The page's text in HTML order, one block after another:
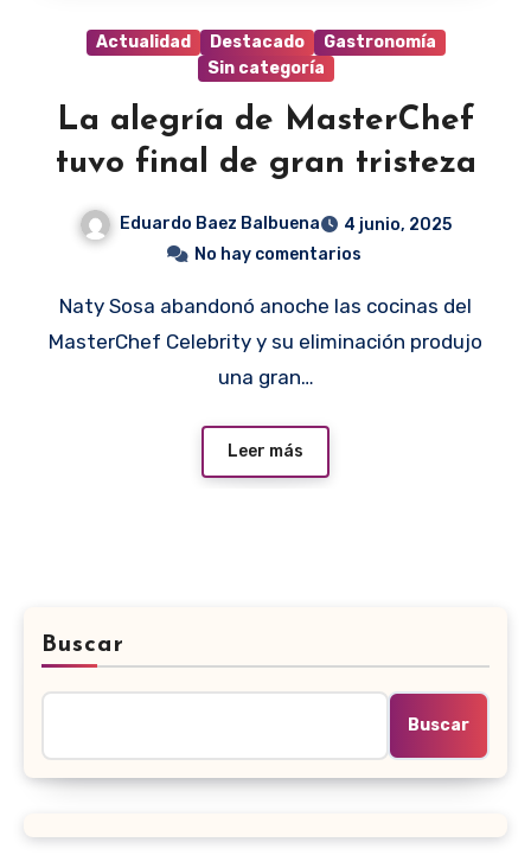
Actualidad Destacado
Gastronomía
Sin categoría
La alegría de MasterChef
tuvo final de gran tristeza
Eduardo Baez Balbuena
4 junio, 2025
No hay comentarios
Naty Sosa abandonó anoche las cocinas del
MasterChef Celebrity y su eliminación produjo
una gran…
Leer más
Buscar
Buscar